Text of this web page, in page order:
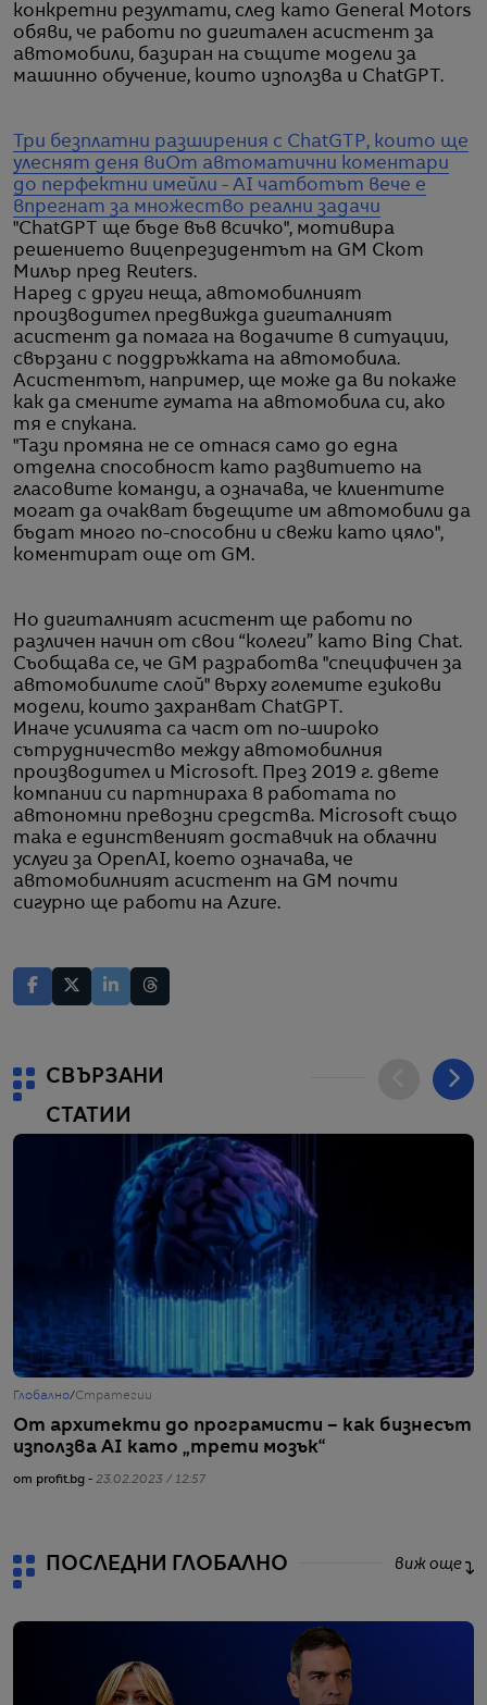
конкретни резултати, след като General Motors
обяви, че работи по дигитален асистент за
автомобили, базиран на същите модели за
машинно обучение, които използва и ChatGPT.
Три безплатни разширения с ChatGTP, които ще
улеснят деня виОт автоматични коментари
до перфектни имейли - AI чатботът вече е
впрегнат за множество реални задачи
"ChatGPT ще бъде във всичко", мотивира
решението вицепрезидентът на GM Скот
Милър пред Reuters.
Наред с други неща, автомобилният
производител предвижда дигиталният
асистент да помага на водачите в ситуации,
свързани с поддръжката на автомобила.
Асистентът, например, ще може да ви покаже
как да смените гумата на автомобила си, ако
тя е спукана.
"Тази промяна не се отнася само до една
отделна способност като развитието на
гласовите команди, а означава, че клиентите
могат да очакват бъдещите им автомобили да
бъдат много по-способни и свежи като цяло",
коментират още от GM.
Но дигиталният асистент ще работи по
различен начин от свои “колеги” като Bing Chat.
Съобщава се, че GM разработва "специфичен за
автомобилите слой" върху големите езикови
модели, които захранват ChatGPT.
Иначе усилията са част от по-широко
сътрудничество между автомобилния
производител и Microsoft. През 2019 г. двете
компании си партнираха в работата по
автономни превозни средства. Microsoft също
така е единственият доставчик на облачни
услуги за OpenAI, което означава, че
автомобилният асистент на GM почти
сигурно ще работи на Azure.
СВЪРЗАНИ
СТАТИИ
Глобално/Стратегии
От архитекти до програмисти – как бизнесът
използва AI като „трети мозък“
от profit.bg - 23.02.2023 / 12:57
ПОСЛЕДНИ ГЛОБАЛНО виж още